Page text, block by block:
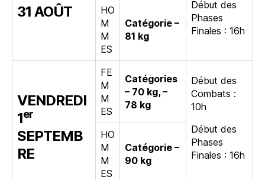
31 AOÛT
Début des
Phases
Finales : 16h
HO
M
M
ES
Catégorie –
81 kg
VENDREDI
1er
SEPTEMB
RE
FE
M
M
ES
Catégories
– 70 kg, –
78 kg
Début des
Combats :
10h
Début des
Phases
Finales : 16h
HO
M
M
ES
Catégorie –
90 kg